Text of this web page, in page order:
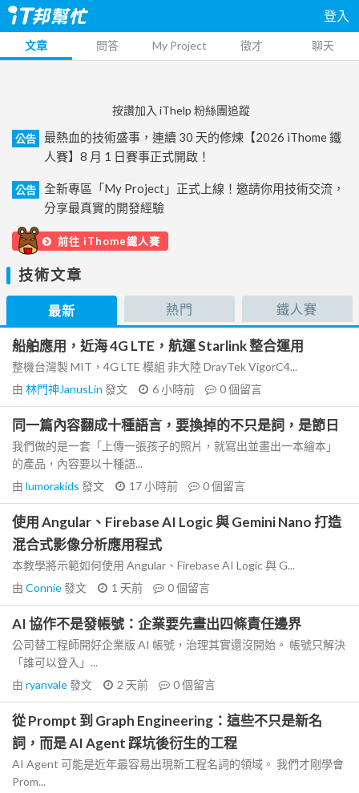
登入
文章 問答 My Project 徵才 聊天
按讚加入 iThelp 粉絲團追蹤
公告
最熱血的技術盛事，連續 30 天的修煉【2026 iThome 鐵
人賽】8 月 1 日賽事正式開啟！
公告
全新專區「My Project」正式上線！邀請你用技術交流，
分享最真實的開發經驗
前往 iThome鐵人賽
技術文章
最新 熱門 鐵人賽
船舶應用，近海 4G LTE，航運 Starlink 整合運用
整機台灣製 MIT，4G LTE 模組 非大陸 DrayTek VigorC4...
由 林門神JanusLin 發文 6 小時前 0個留言
同一篇內容翻成十種語言，要換掉的不只是詞，是節日
我們做的是一套「上傳一張孩子的照片，就寫出並畫出一本繪本」
的產品，內容要以十種語...
由 lumorakids 發文 17 小時前 0個留言
使用 Angular、Firebase AI Logic 與 Gemini Nano 打造
混合式影像分析應用程式
本教學將示範如何使用 Angular、Firebase AI Logic 與 G...
由 Connie發文 1 天前 0個留言
AI 協作不是發帳號：企業要先畫出四條責任邊界
公司替工程師開好企業版 AI 帳號，治理其實還沒開始。 帳號只解決
「誰可以登入」...
由 ryanvale發文 2 天前 0個留言
從 Prompt 到 Graph Engineering：這些不只是新名
詞，而是 AI Agent 踩坑後衍生的工程
AI Agent 可能是近年最容易出現新工程名詞的領域。 我們才剛學會
Prom...